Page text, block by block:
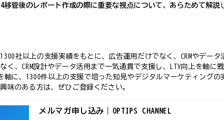
移管後のレポート作成の際に重要な視点について、あらためて解説
社以上の支援実績をもとに、広告運用だけでなく、CRMやデー
く、CRM設計やデータ活用まで一気通貫で支援し、LTV向上を軸
軸に、1300件以上の支援で培った知見やデジタルマーケティング
味のある方は、ぜひご登録ください。
メルマガ申し込み｜OPTIPS CHANNEL